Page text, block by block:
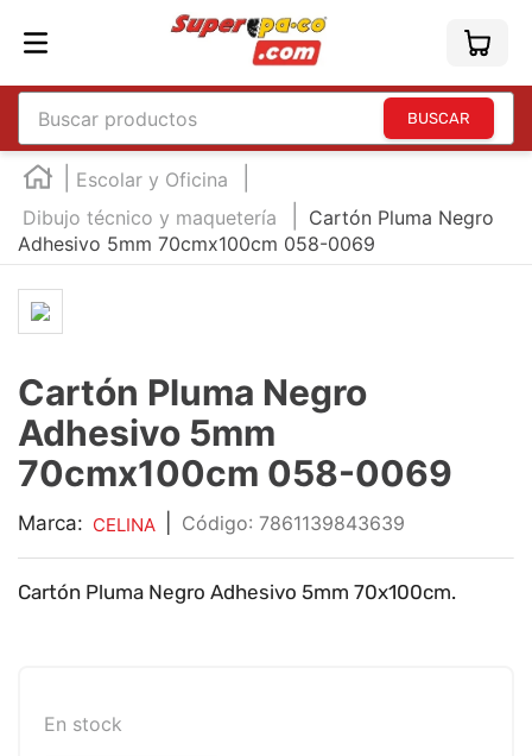
Buscar productos
Escolar y Oficina
Dibujo técnico y maquetería
Cartón Pluma Negro
Adhesivo 5mm 70cmx100cm 058-0069
Cartón Pluma Negro
Adhesivo 5mm
70cmx100cm 058-0069
Marca: CELINA : 7861139843639
Cartón Pluma Negro Adhesivo 5mm 70x100cm.
En stock
TÉRMINOS MÁS BUSCADOS
1
england
2.
marcador e300
3.
4.
mouse
.
marcadores
7.
audifonos
impresora
10 . calculadora